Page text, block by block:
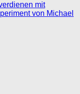
mit
von Michael